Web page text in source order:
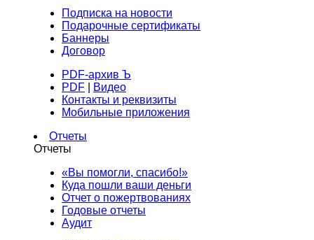
Подписка на новости
Подарочные сертификаты
Баннеры
Договор
PDF-архив Ъ
PDF
Видео
Контакты и реквизиты
Мобильные приложения
Отчеты
Отчеты
«Вы помогли, спасибо!»
Куда пошли ваши деньги
Отчет о пожертвованиях
Годовые отчеты
Аудит